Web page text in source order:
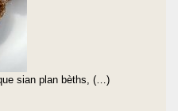
sian plan bèths, (…)